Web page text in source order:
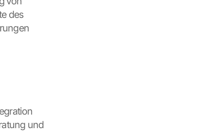
des
und